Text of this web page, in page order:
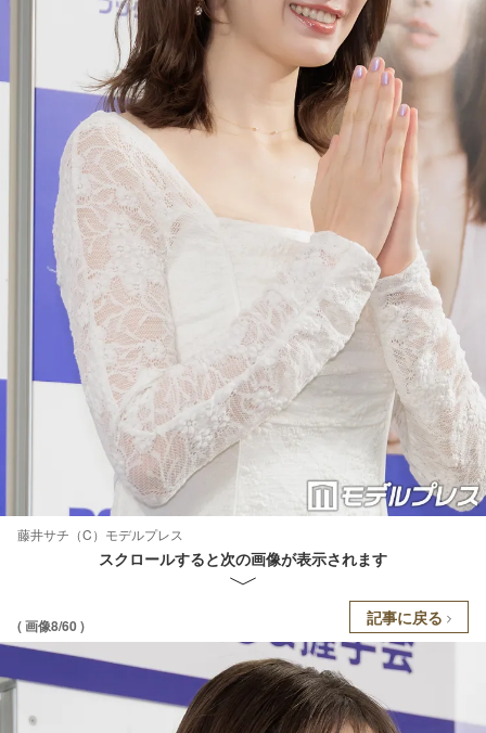
藤井サチ（C）モデルプレス
スクロールすると次の画像が表示されます
( 画像8/60 ) 記事に戻る